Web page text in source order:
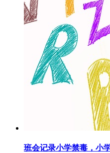
班会记录小学禁毒，小